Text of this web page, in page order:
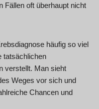
Fällen oft überhaupt nicht
häufig so viel
tatsächlichen
verstellt. Man sieht
Weges vor sich und
Chancen und